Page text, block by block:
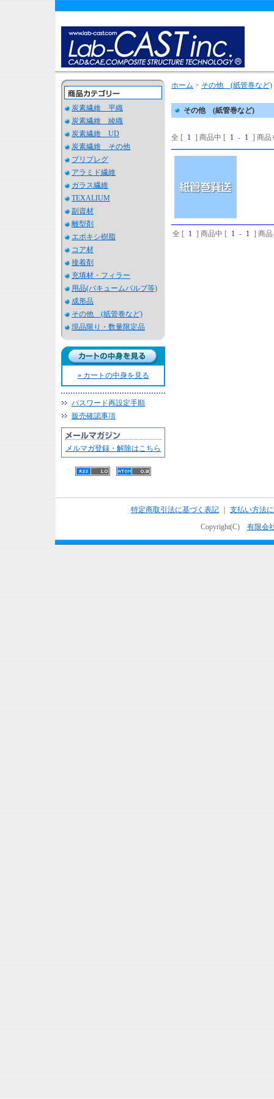
炭素繊維 平織
炭素繊維 綾織
炭素繊維 UD
炭素繊維 その他
プリプレグ
アラミド繊維
ガラス繊維
TEXALIUM
副資材
離型剤
エポキシ樹脂
コア材
接着剤
充填材・フィラー
用品(バキュームバルブ等)
成形品
その他 (紙管巻など)
現品限り・数量限定品
» カートの中身を見る
パスワード再設定手順
販売確認事項
メルマガ登録・解除はこちら
ホーム > その他 (紙管巻など)
その他 (紙管巻など)
全 [ 1 ] 商品中 [ 1 - 1 ] 商品
全 [ 1 ] 商品中 [ 1 - 1 ] 商
特定商取引法に基づく表記
支払い方法
Copyright(C) 有限会